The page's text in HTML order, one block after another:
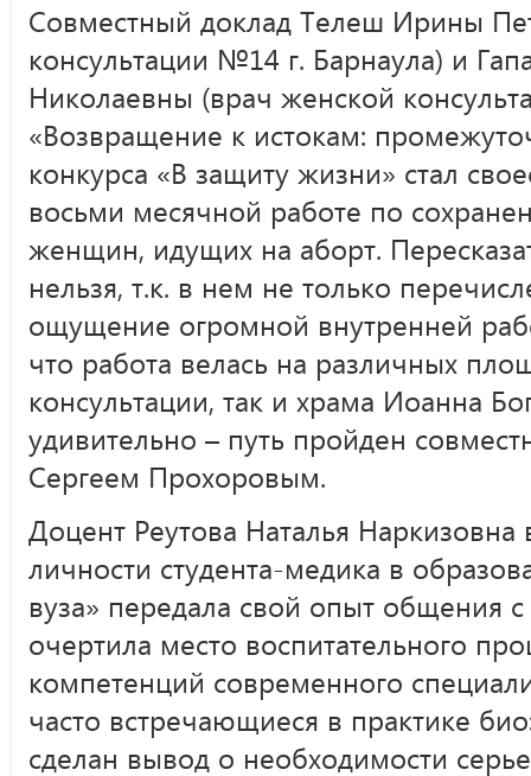
Совместный доклад Телеш Ирины
консультации №14 г. Барнаула) и
Николаевны (врач женской
«Возвращение к истокам:
конкурса «В защиту жизни» стал
восьми месячной работе по
женщин, идущих на аборт.
нельзя, т.к. в нем не только
ощущение огромной внутренней
что работа велась на различных
консультации, так и храма Иоанна
удивительно – путь пройден
Сергеем Прохоровым.
Доцент Реутова Наталья
личности студента-медика в
вуза» передала свой опыт общения
очертила место воспитательного
компетенций современного
часто встречающиеся в практике
сделан вывод о необходимости